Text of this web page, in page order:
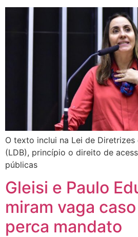
O texto inclui na Lei de Diretrizes
(LDB), princípio o direito de
públicas
Gleisi e Paulo
miram vaga
perca mandato